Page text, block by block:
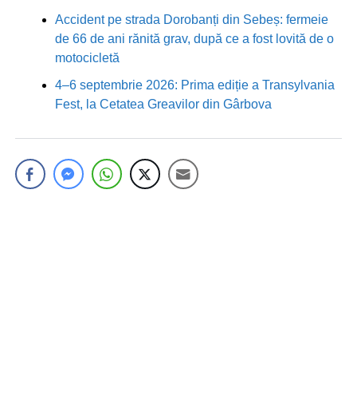
Accident pe strada Dorobanți din Sebeș: fermeie
de 66 de ani rănită grav, după ce a fost lovită de o
motocicletă
4–6 septembrie 2026: Prima ediție a Transylvania
Fest, la Cetatea Greavilor din Gârbova